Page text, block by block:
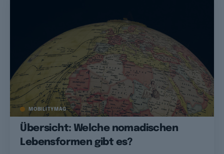
MOBILITYMAG
Übersicht: Welche nomadischen
Lebensformen gibt es?